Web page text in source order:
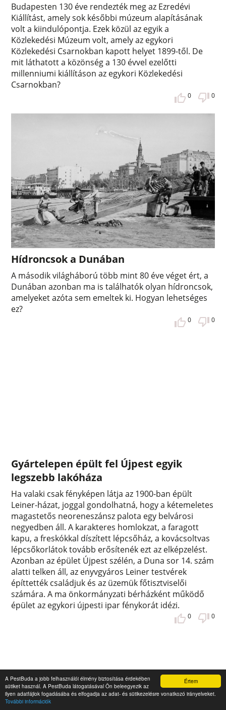
Értem
A PestBuda a jobb felhasználói élmény biztosítása érdekében
sütiket használ. A PestBuda látogatásával Ön beleegyezik az
ilyen adatfájlok fogadásába és elfogadja az adat- és sütikezelésre vonatkozó irányelveket.
További információk
Budapesten 130 éve rendezték meg az Ezredévi
Kiállítást, amely sok későbbi múzeum alapításának
volt a kiindulópontja. Ezek közül az egyik a
Közlekedési Múzeum volt, amely az egykori
Közlekedési Csarnokban kapott helyet 1899-től. De
mit láthatott a közönség a 130 évvel ezelőtti
millenniumi kiállításon az egykori Közlekedési
Csarnokban?
0 0
Hídroncsok a Dunában
A második világháború több mint 80 éve véget ért, a
Dunában azonban ma is találhatók olyan hídroncsok,
amelyeket azóta sem emeltek ki. Hogyan lehetséges
ez?
0 0
Gyártelepen épült fel Újpest egyik
legszebb lakóháza
Ha valaki csak fényképen látja az 1900-ban épült
Leiner-házat, joggal gondolhatná, hogy a kétemeletes
magastetős neoreneszánsz palota egy belvárosi
negyedben áll. A karakteres homlokzat, a faragott
kapu, a freskókkal díszített lépcsőház, a kovácsoltvas
lépcsőkorlátok tovább erősítenék ezt az elképzelést.
Azonban az épület Újpest szélén, a Duna sor 14. szám
alatti telken áll, az enyvgyáros Leiner testvérek
építtették családjuk és az üzemük főtisztviselői
számára. A ma önkormányzati bérházként működő
épület az egykori újpesti ipar fénykorát idézi.
0 0